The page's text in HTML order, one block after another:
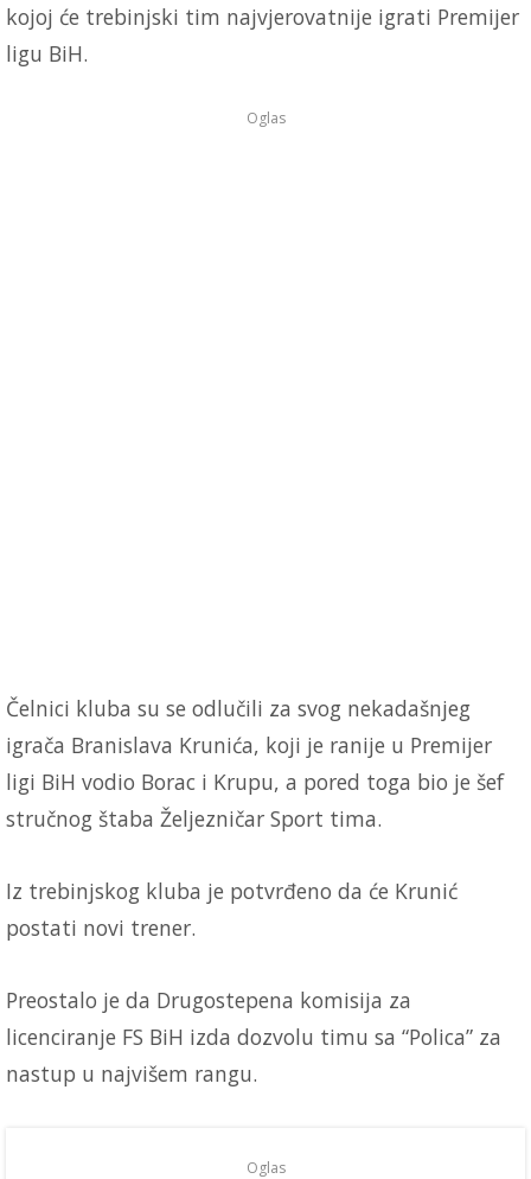
kojoj će trebinjski tim najvjerovatnije igrati Premijer
ligu BiH.
Oglas
Čelnici kluba su se odlučili za svog nekadašnjeg
igrača Branislava Krunića, koji je ranije u Premijer
ligi BiH vodio Borac i Krupu, a pored toga bio je šef
stručnog štaba Željezničar Sport tima.
Iz trebinjskog kluba je potvrđeno da će Krunić
postati novi trener.
Preostalo je da Drugostepena komisija za
licenciranje FS BiH izda dozvolu timu sa “Polica” za
nastup u najvišem rangu.
Oglas